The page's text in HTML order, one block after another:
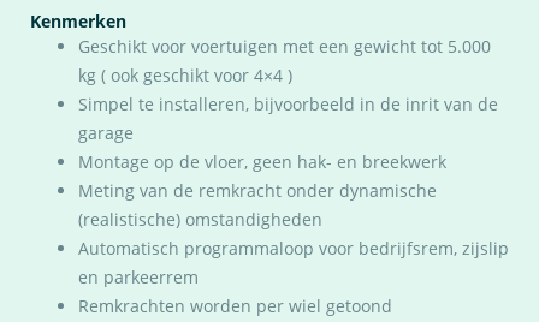
Kenmerken
Geschikt voor voertuigen met een gewicht tot 5.000
kg ( ook geschikt voor 4×4 )
Simpel te installeren, bijvoorbeeld in de inrit van de
garage
Montage op de vloer, geen hak- en breekwerk
Meting van de remkracht onder dynamische
(realistische) omstandigheden
Automatisch programmaloop voor bedrijfsrem, zijslip
en parkeerrem
Remkrachten worden per wiel getoond